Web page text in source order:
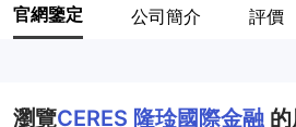
官網鑒定 公司簡介 評價
瀏覽CERES 隆琻國際金融